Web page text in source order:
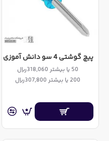
پیچ گوشتی 4 سو دانش آموزی
50 یا بیشتر 318,060ریال
200 یا بیشتر 307,800ریال